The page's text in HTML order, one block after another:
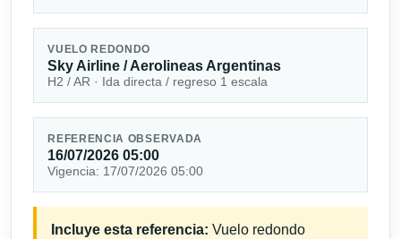
VUELO REDONDO
Sky Airline / Aerolineas Argentinas
H2 / AR · Ida directa / regreso 1 escala
REFERENCIA OBSERVADA
16/07/2026 05:00
Vigencia: 17/07/2026 05:00
Incluye esta referencia: Vuelo redondo